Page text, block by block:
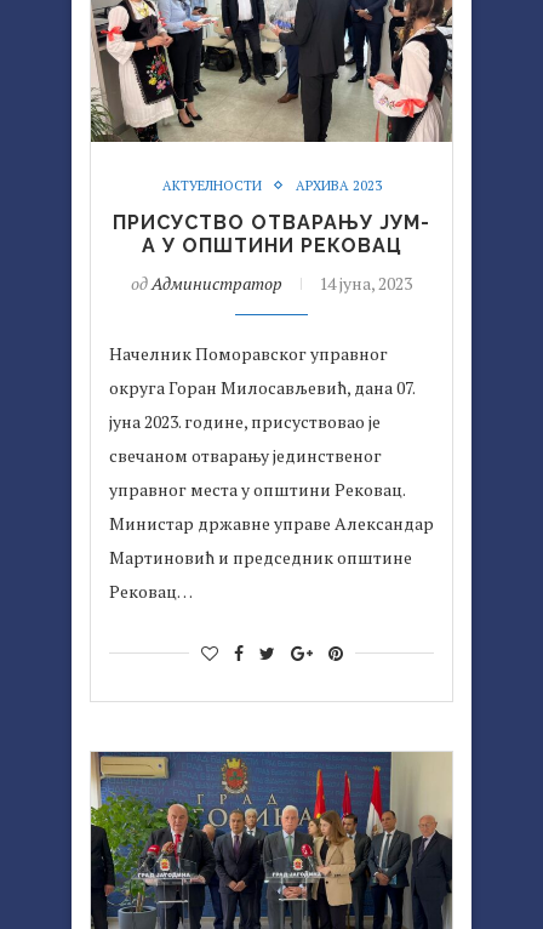
АКТУЕЛНОСТИ АРХИВА 2023
ПРИСУСТВО ОТВАРАЊУ ЈУМ-
А У ОПШТИНИ РЕКОВАЦ
од Администратор 14 јуна, 2023
Начелник Поморавског управног
округа Горан Милосављевић, дана 07.
јуна 2023. године, присуствовао је
свечаном отварању јединственог
управног места у општини Рековац.
Министар државне управе Александар
Мартиновић и председник општине
Рековац…